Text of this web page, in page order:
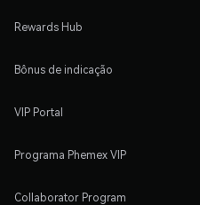
Rewards Hub
Bônus de indicação
VIP Portal
Programa Phemex VIP
Collaborator Program